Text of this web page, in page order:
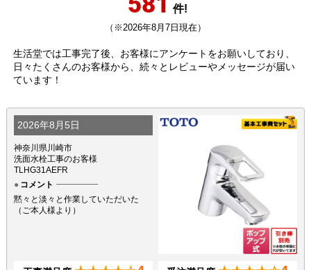
件!
（※2026年8月7日現在）
生活堂では工事完了後、お客様にアンケートをお願いしており、
日々たくさんのお客様から、続々とレビューやメッセージが届い
ています！
2026年8月5日
神奈川県川崎市
洗面水栓工事のお客様
TLHG31AEFR
コメント
黙々と淡々と作業していただいた
（ご本人様より）